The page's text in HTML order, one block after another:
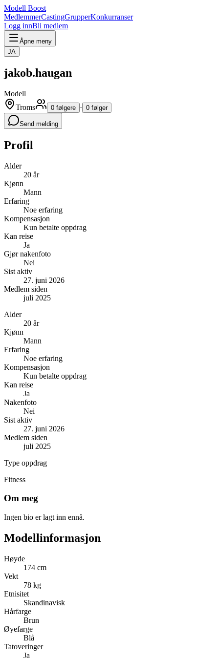
Modell Boost
MedlemmerCastingGrupperKonkurranser
Logg innBli medlem
Åpne meny
JA
jakob.haugan
Modell
Troms
0 følgere · 0 følger
Send melding
Profil
Alder
20 år
Kjønn
Mann
Erfaring
Noe erfaring
Kompensasjon
Kun betalte oppdrag
Kan reise
Ja
Gjør nakenfoto
Nei
Sist aktiv
27. juni 2026
Medlem siden
juli 2025
Alder
20 år
Kjønn
Mann
Erfaring
Noe erfaring
Kompensasjon
Kun betalte oppdrag
Kan reise
Ja
Nakenfoto
Nei
Sist aktiv
27. juni 2026
Medlem siden
juli 2025
Type oppdrag
Fitness
Om meg
Ingen bio er lagt inn ennå.
Modellinformasjon
Høyde
174 cm
Vekt
78 kg
Etnisitet
Skandinavisk
Hårfarge
Brun
Øyefarge
Blå
Tatoveringer
Ja